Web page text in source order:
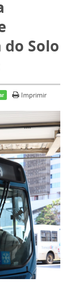
Solo
Imprimir